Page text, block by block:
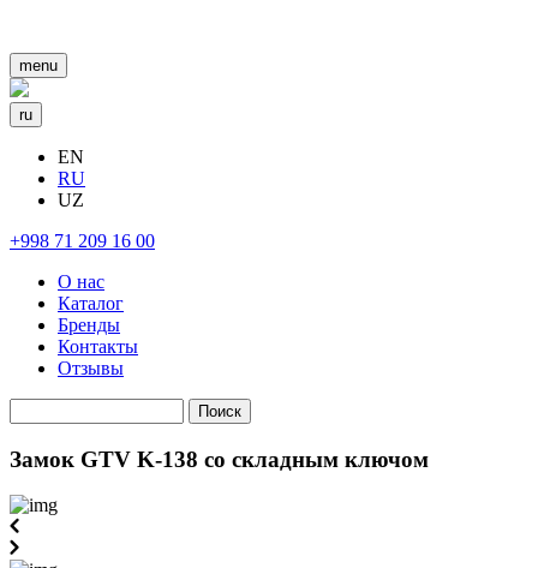
menu
ru
EN
RU
UZ
+998 71 209 16 00
О нас
Каталог
Бренды
Контакты
Отзывы
Замок GTV K-138 со складным ключом